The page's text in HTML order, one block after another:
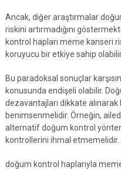
Ancak, diğer araştırmalar
riskini artırmadığını
kontrol hapları meme kanseri
koruyucu bir etkiye sahip
Bu paradoksal sonuçlar
konusunda endişeli olabilir.
dezavantajları dikkate alınarak
benimsenmelidir. Örneğin,
alternatif doğum kontrol
kontrollerini ihmal etmemelidir.
doğum kontrol haplarıyla